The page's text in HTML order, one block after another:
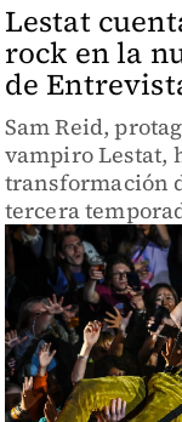
Lestat
rock en la
de
Sam Reid,
vampiro Lestat,
transformación
tercera
deja de ser
convertirse en
historia, a